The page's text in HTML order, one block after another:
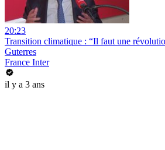
20:23
Transition climatique : “Il faut une
Guterres
France Inter
il y a 3 ans